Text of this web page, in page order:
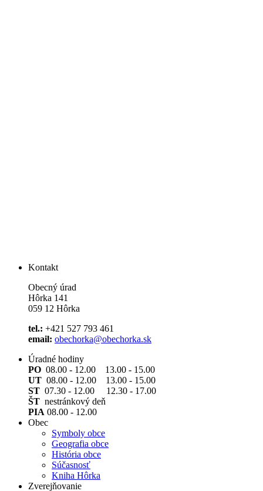
Kontakt
Obecný úrad
Hôrka 141
059 12 Hôrka
tel.: +421 527 793 461
email: obechorka@obechorka.sk
Úradné hodiny
PO 08.00 - 12.00 13.00 - 15.00
UT 08.00 - 12.00 13.00 - 15.00
ST 07.30 - 12.00 12.30 - 17.00
ŠT nestránkový deň
PIA 08.00 - 12.00
Obec
Symboly obce
Geografia obce
História obce
Súčasnosť
Kniha Hôrka
Zverejňovanie